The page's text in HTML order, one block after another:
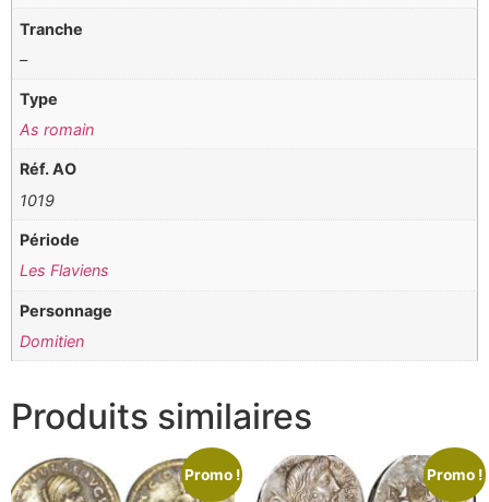
Tranche
–
Type
As romain
Réf. AO
1019
Période
Les Flaviens
Personnage
Domitien
Produits similaires
Promo ! Promo !